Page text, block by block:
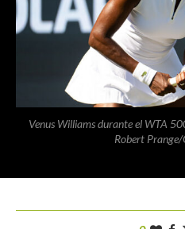
Venus Williams durante el WTA
Robert